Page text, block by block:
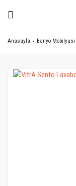
Anasayfa Banyo Mobilyası